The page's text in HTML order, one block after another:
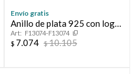
Envío gratis
Anillo de plata 925 con logo
en oro 10 ktes, MEDICINA.
F13074-F13074
$ 7.074 $10.105